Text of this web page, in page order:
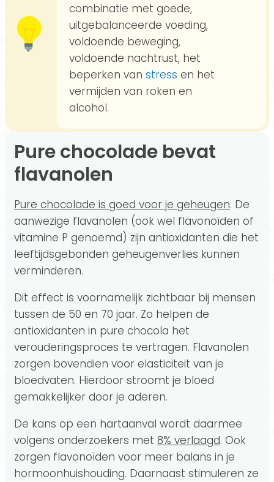
combinatie met goede,
uitgebalanceerde voeding,
voldoende beweging,
voldoende nachtrust, het
beperken van stress en het
vermijden van roken en
alcohol.
Pure chocolade bevat
flavanolen
Pure chocolade is goed voor je geheugen. De
aanwezige flavanolen (ook wel flavonoïden of
vitamine P genoemd) zijn antioxidanten die het
leeftijdsgebonden geheugenverlies kunnen
verminderen.
Dit effect is voornamelijk zichtbaar bij mensen
tussen de 50 en 70 jaar. Zo helpen de
antioxidanten in pure chocola het
verouderingsproces te vertragen. Flavanolen
zorgen bovendien voor elasticiteit van je
bloedvaten. Hierdoor stroomt je bloed
gemakkelijker door je aderen.
De kans op een hartaanval wordt daarmee
volgens onderzoekers met 8% verlaagd. Ook
zorgen flavonoïden voor meer balans in je
hormoonhuishouding. Daarnaast stimuleren ze